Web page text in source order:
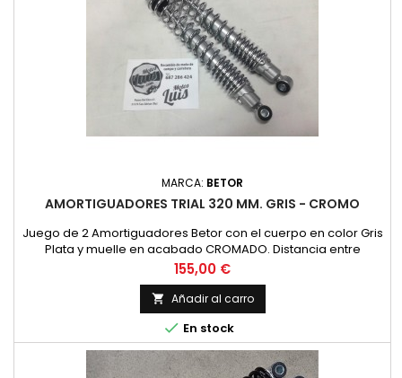
MARCA: BETOR
AMORTIGUADORES TRIAL 320 MM. GRIS - CROMO
Juego de 2 Amortiguadores Betor con el cuerpo en color Gris
Plata y muelle en acabado CROMADO. Distancia entre
centros de agujeros de 320 mm (32 centimentros). Validos
para modelos de trial y similares y ciclomotores.
Precio
155,00 €
 Añadir al carro
 En stock